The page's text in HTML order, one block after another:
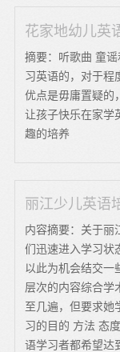
花家地幼儿英
摘要：听歌曲 童
习英语的，对于程
优点是毋庸置疑的
让孩子快乐在家学
趣的培养
丽江少儿英语
内容摘要：关于丽
们迅速进入学习状
以此为机会结交一
层次的内容综合学
至几遍，但要求她
习的目的 方法 态
语学习者都希望达